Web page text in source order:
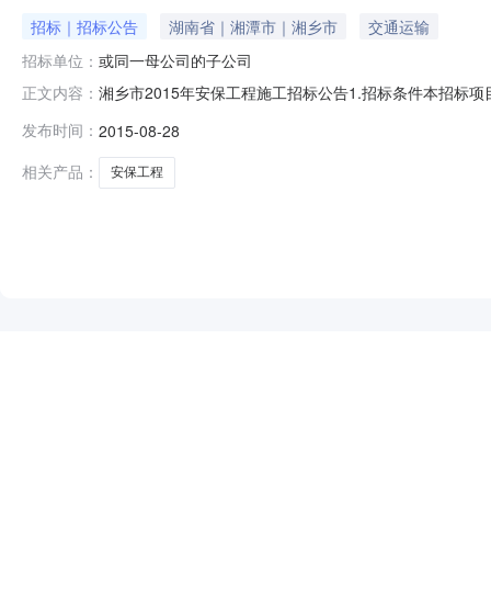
招标｜招标公告 湖南省｜湘潭市｜湘乡市
交通运输
招标单位： 或同一母公司的子公司
正文内容： 湘乡市2015年安保工程施工招标公告1.招标条件本招标
双洪线、麦子坪窑头、韶滴线、湘方线。2.3规模:项目
发布时间： 2015-08-28
相关产品：
安保工程